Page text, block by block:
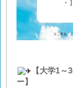
【大学1～3
ー】